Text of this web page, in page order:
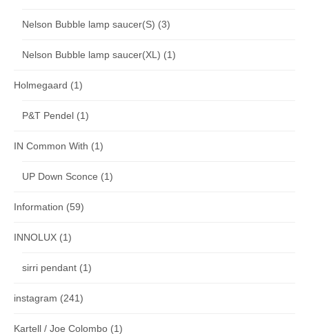
Nelson Bubble lamp saucer(S) (3)
Nelson Bubble lamp saucer(XL) (1)
Holmegaard (1)
P&T Pendel (1)
IN Common With (1)
UP Down Sconce (1)
Information (59)
INNOLUX (1)
sirri pendant (1)
instagram (241)
Kartell / Joe Colombo (1)